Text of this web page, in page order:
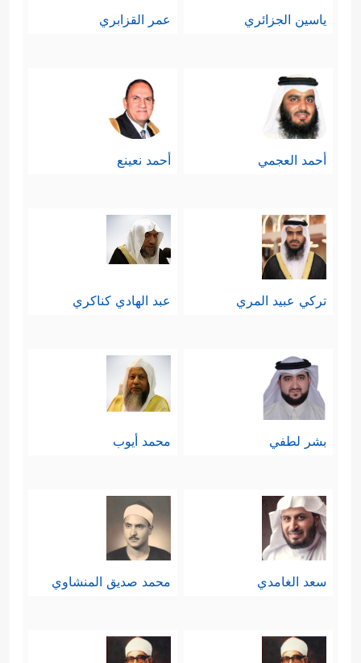
ياسين الجزائري عمر القزابري
أحمد العجمي أحمد نعينع
تركي عبيد المري عبد الهادي كناكري
بشر لطفي محمد أيوب
سعد الغامدي محمد صديق المنشاوي